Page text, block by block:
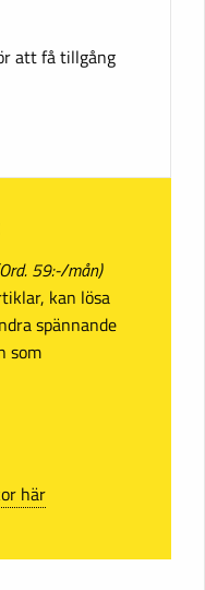
att få tillgång
59:-/mån)
kan lösa
spännande
som
här